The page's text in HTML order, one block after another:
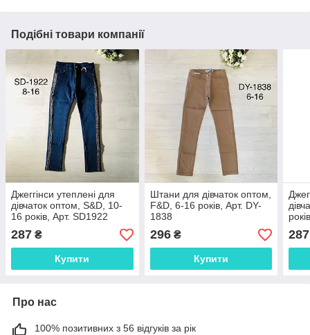
Подібні товари компанії
Джеггінси утеплені для
дівчаток оптом, S&D, 10-
16 років, Арт. SD1922
287 ₴
Купити
Штани для дівчаток оптом,
F&D, 6-16 років, Арт. DY-
1838
296₴
Купити
287
Про нас
100% позитивних з 56 відгуків за рік